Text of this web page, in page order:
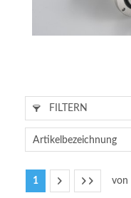
FILTERN
1 von